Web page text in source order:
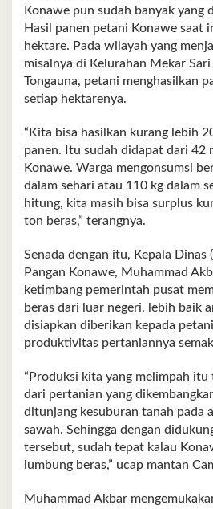
Konawe pun sudah banyak yang
Hasil panen petani Konawe saat
hektare. Pada wilayah yang
misalnya di Kelurahan Mekar Sari
Tongauna, petani menghasilkan
setiap hektarenya.
“Kita bisa hasilkan kurang lebih
panen. Itu sudah didapat dari 42
Konawe. Warga mengonsumsi
dalam sehari atau 110 kg dalam
hitung, kita masih bisa surplus
ton beras,” terangnya.
Senada dengan itu, Kepala Dinas
Pangan Konawe, Muhammad
ketimbang pemerintah pusat
beras dari luar negeri, lebih baik
disiapkan diberikan kepada
produktivitas pertaniannya
“Produksi kita yang melimpah
dari pertanian yang
ditunjang kesuburan tanah pada
sawah. Sehingga dengan
tersebut, sudah tepat kalau
lumbung beras,” ucap mantan
Muhammad Akbar